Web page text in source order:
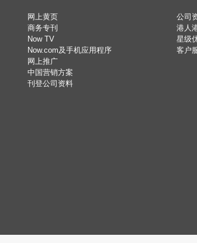
网上黄页
商务专刊
Now TV
Now.com及手机应用程序
网上推广
中国营销方案
刊登公司资料
公司
港人
星级
客户